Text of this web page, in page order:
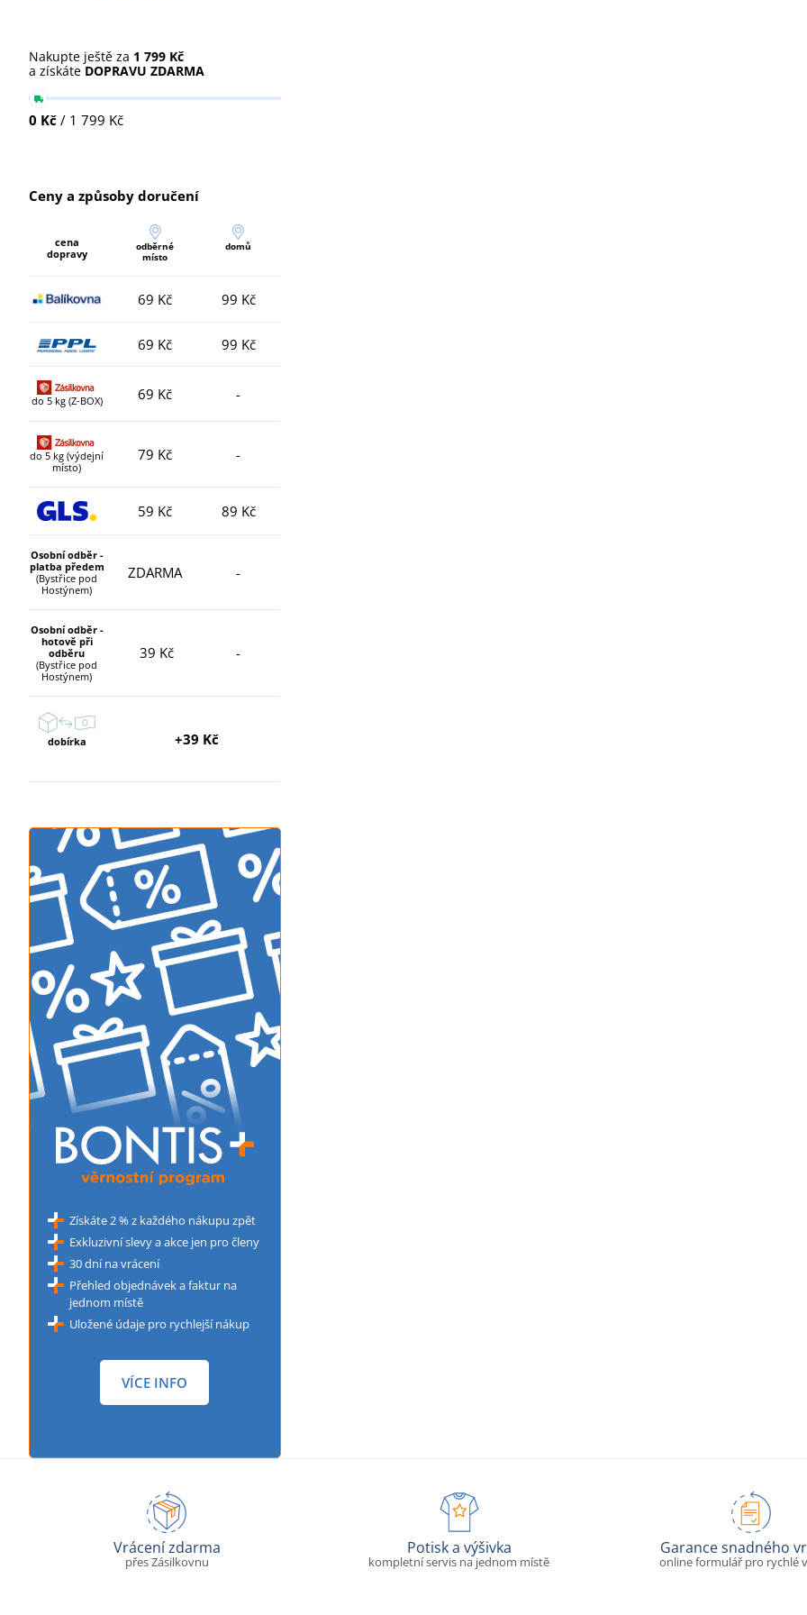
Nakupte ještě za 1 799 Kč
a získáte DOPRAVU ZDARMA
0 Kč / 1 799 Kč
Ceny a způsoby doručení
cena
dopravy
odběrné
místo
domů
69 Kč 99 Kč
69 Kč 99 Kč
do 5 kg (Z-BOX) 69 Kč -
do 5 kg (výdejní
místo)
79 Kč -
59 Kč 89 Kč
Osobní odběr -
platba předem
(Bystřice pod
Hostýnem)
ZDARMA -
Osobní odběr -
hotově při
odběru
(Bystřice pod
Hostýnem)
39 Kč -
dobírka +39 Kč
Získáte 2 % z každého nákupu zpět
Exkluzivní slevy a akce jen pro členy
30 dní na vrácení
Přehled objednávek a faktur na
jednom místě
Uložené údaje pro rychlejší nákup
VÍCE INFO
Vrácení zdarma
přes Zásilkovnu
Potisk a výšivka
kompletní servis na jednom místě
Garance snadného
online formulář pro rychlé